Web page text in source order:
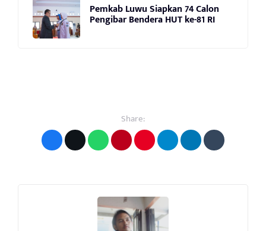
Pemkab Luwu Siapkan 74 Calon
Pengibar Bendera HUT ke-81 RI
Share: